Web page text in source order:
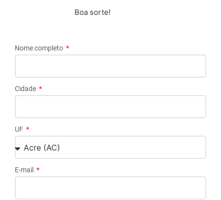
Boa sorte!
Nome completo
Cidade
UF
E-mail